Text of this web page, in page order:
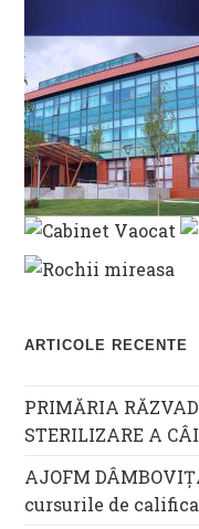
ARTICOLE RECENTE
PRIMĂRIA
STERILIZARE A
AJOFM
cursurile de